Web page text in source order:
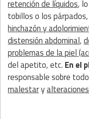
retención de líquidos,
tobillos o los párpados,
hinchazón y
distensión abdominal,
problemas de la piel
del apetito, etc. En el
responsable sobre
malestary